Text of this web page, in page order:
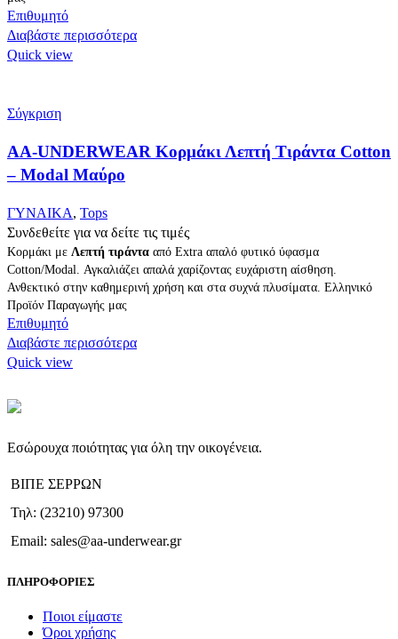
Επιθυμητό
Διαβάστε περισσότερα
Quick view
Σύγκριση
AA-UNDERWEAR Κορμάκι Λεπτή Τιράντα Cotton
– Modal Μαύρο
ΓΥΝΑΙΚΑ, Tops
Συνδεθείτε για να δείτε τις τιμές
Κορμάκι με Λεπτή τιράντα από Extra απαλό φυτικό ύφασμα
Cotton/Modal. Αγκαλιάζει απαλά χαρίζοντας ευχάριστη αίσθηση.
Ανθεκτικό στην καθημερινή χρήση και στα συχνά πλυσίματα. Ελληνικό
Προϊόν Παραγωγής μας
Επιθυμητό
Διαβάστε περισσότερα
Quick view
Εσώρουχα ποιότητας για όλη την οικογένεια.
ΒΙΠΕ ΣΕΡΡΩΝ
Τηλ: (23210) 97300
Email: sales@aa-underwear.gr
ΠΛΗΡΟΦΟΡΙΕΣ
Ποιοι είμαστε
Όροι χρήσης